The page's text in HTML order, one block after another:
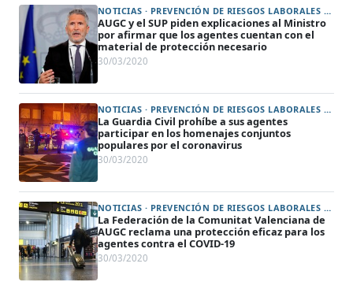
NOTICIAS · PREVENCIÓN DE RIESGOS LABORALES Y PROTECCIÓN DE LA SALUD (ART. 31)
AUGC y el SUP piden explicaciones al Ministro
por afirmar que los agentes cuentan con el
material de protección necesario
30/03/2020
NOTICIAS · PREVENCIÓN DE RIESGOS LABORALES Y PROTECCIÓN DE LA SALUD (ART. 31)
La Guardia Civil prohíbe a sus agentes
participar en los homenajes conjuntos
populares por el coronavirus
30/03/2020
NOTICIAS · PREVENCIÓN DE RIESGOS LABORALES Y PROTECCIÓN DE LA SALUD (ART. 31) · VALENCIA · ALICANTE · CASTELLÓN
La Federación de la Comunitat Valenciana de
AUGC reclama una protección eficaz para los
agentes contra el COVID-19
30/03/2020